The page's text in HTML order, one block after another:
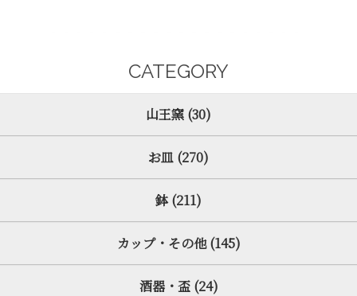
CATEGORY
山王窯 (30)
お皿 (270)
鉢 (211)
カップ・その他 (145)
酒器・盃 (24)